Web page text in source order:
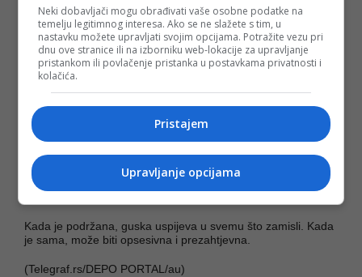
Sova (23. novembar - 21. decembar)
Sova je nemirna i sklona promjenama.
Često je u pokretu i voli avanture.
Kada voli, sova je osjećajna i obazriva, a kada nije njen dan
može biti ogorčena i ratoborna.
Guska (22. decembar - 19. januar)
Guska je uporna i ambiciozna.
Kada je podržana, guska uspijeva u svemu što zamisli. Kada
je sama, može biti opsesivna i prezahtjevna.
(Telegraf.rs/DEPO PORTAL/au)
Neki dobavljači mogu obrađivati vaše osobne podatke na
temelju legitimnog interesa. Ako se ne slažete s tim, u
nastavku možete upravljati svojim opcijama. Potražite vezu pri
dnu ove stranice ili na izborniku web-lokacije za upravljanje
pristankom ili povlačenje pristanka u postavkama privatnosti i
kolačića.
Pristajem
Upravljanje opcijama